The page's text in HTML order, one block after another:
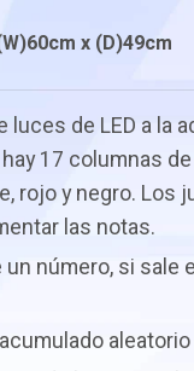
x (D)49cm
luces de LED a la
17 columnas
rojo y negro. Los
las notas.
un número, si